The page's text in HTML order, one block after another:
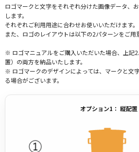
ロゴマークと文字をそれぞれ分けた画像データ、
します。
それぞれご利用用途に合わせお使いいただけます。
また、ロゴのレイアウトは以下の2パターンをご用
※ ロゴマニュアルをご購入いただいた場合、上記
置）の両方を納品いたします。
※ ロゴマークのデザインによっては、マークと文
る場合がございます。
オプション1： 縦配置